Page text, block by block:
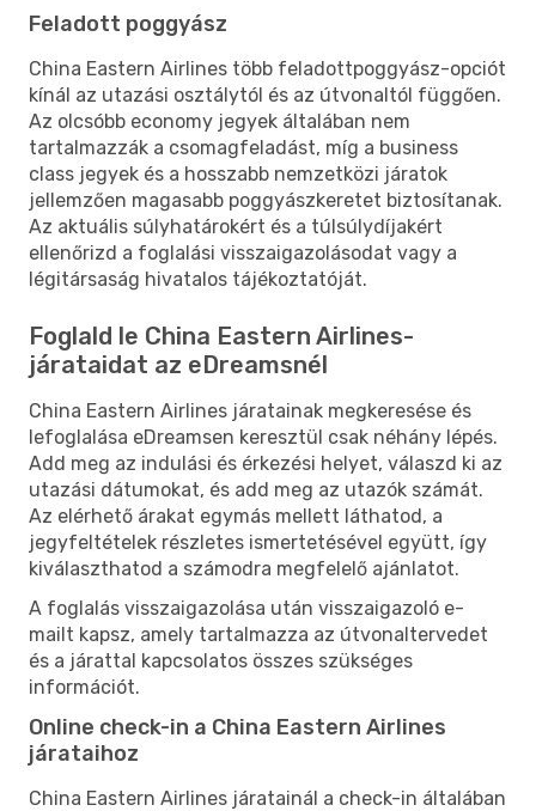
Feladott poggyász
China Eastern Airlines több feladottpoggyász-opciót
kínál az utazási osztálytól és az útvonaltól függően.
Az olcsóbb economy jegyek általában nem
tartalmazzák a csomagfeladást, míg a business
class jegyek és a hosszabb nemzetközi járatok
jellemzően magasabb poggyászkeretet biztosítanak.
Az aktuális súlyhatárokért és a túlsúlydíjakért
ellenőrizd a foglalási visszaigazolásodat vagy a
légitársaság hivatalos tájékoztatóját.
Foglald le China Eastern Airlines-
járataidat az eDreamsnél
China Eastern Airlines járatainak megkeresése és
lefoglalása eDreamsen keresztül csak néhány lépés.
Add meg az indulási és érkezési helyet, válaszd ki az
utazási dátumokat, és add meg az utazók számát.
Az elérhető árakat egymás mellett láthatod, a
jegyfeltételek részletes ismertetésével együtt, így
kiválaszthatod a számodra megfelelő ajánlatot.
A foglalás visszaigazolása után visszaigazoló e-
mailt kapsz, amely tartalmazza az útvonaltervedet
és a járattal kapcsolatos összes szükséges
információt.
Online check-in a China Eastern Airlines
járataihoz
China Eastern Airlines járatainál a check-in általában